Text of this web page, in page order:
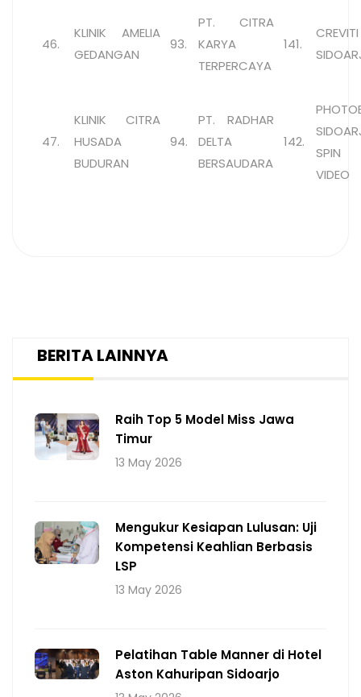
46.
KLINIK AMELIA
GEDANGAN
93.
PT. CITRA
KARYA
TERPERCAYA
141.
47.
KLINIK CITRA
HUSADA
BUDURAN
94.
PT. RADHAR
DELTA
BERSAUDARA
142.
VIDEO
BERITA LAINNYA
Raih Top 5 Model Miss Jawa
Timur
13 May 2026
Mengukur Kesiapan Lulusan: Uji
Kompetensi Keahlian Berbasis
LSP
13 May 2026
Pelatihan Table Manner di Hotel
Aston Kahuripan Sidoarjo